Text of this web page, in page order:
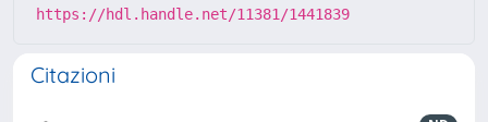
https://hdl.handle.net/11381/1441839
Citazioni